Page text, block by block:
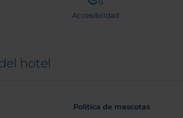
Accesibilidad
hotel
Política de mascotas